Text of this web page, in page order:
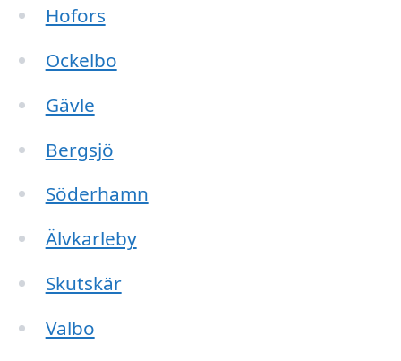
Hofors
Ockelbo
Gävle
Bergsjö
Söderhamn
Älvkarleby
Skutskär
Valbo